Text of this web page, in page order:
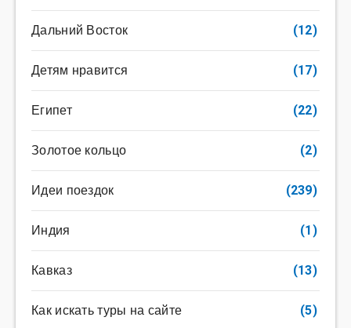
Дальний Восток (12)
Детям нравится (17)
Египет (22)
Золотое кольцо (2)
Идеи поездок (239)
Индия (1)
Кавказ (13)
Как искать туры на сайте (5)